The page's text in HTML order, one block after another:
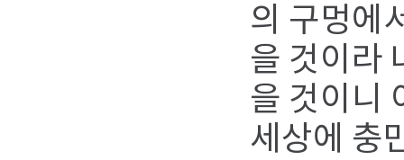
의 구멍에
을 것이라
을 것이니
세상에 충